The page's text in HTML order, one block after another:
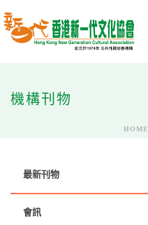
機構刊物
HOME
最新刊物
會訊